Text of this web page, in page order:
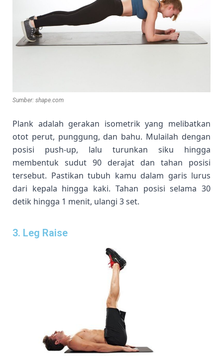
Sumber: shape.com
Plank adalah gerakan isometrik yang melibatkan
otot perut, punggung, dan bahu. Mulailah dengan
posisi push-up, lalu turunkan siku hingga
membentuk sudut 90 derajat dan tahan posisi
tersebut. Pastikan tubuh kamu dalam garis lurus
dari kepala hingga kaki. Tahan posisi selama 30
detik hingga 1 menit, ulangi 3 set.
3. Leg Raise